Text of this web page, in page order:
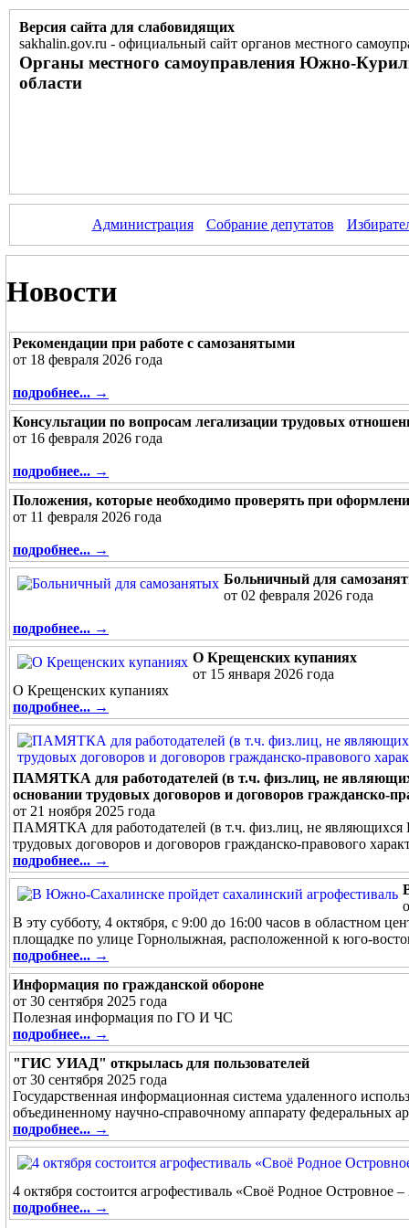
Версия сайта для слабовидящих
sakhalin.gov.ru - официальный сайт органов местного
Органы местного самоуправления Южно-
области
Администрация Собрание депутатов
Новости
Рекомендации при работе с самозанятыми
от 18 февраля 2026 года
подробнее... →
Консультации по вопросам легализации трудовых
от 16 февраля 2026 года
подробнее... →
Положения, которые необходимо проверять при
от 11 февраля 2026 года
подробнее... →
Больничный для
от 02 февраля 2026 года
подробнее... →
О Крещенских купаниях
от 15 января 2026 года
О Крещенских купаниях
подробнее... →
ПАМЯТКА для работодателей (в т.ч. физ.лиц, не
основании трудовых договоров и договоров гражданско-
от 21 ноября 2025 года
ПАМЯТКА для работодателей (в т.ч. физ.лиц, не
трудовых договоров и договоров гражданско-правового
подробнее... →
В эту субботу, 4 октября, с 9:00 до 16:00 часов в областном
площадке по улице Горнолыжная, расположенной к юго-
подробнее... →
Информация по гражданской обороне
от 30 сентября 2025 года
Полезная информация по ГО И ЧС
подробнее... →
"ГИС УИАД" открылась для пользователей
от 30 сентября 2025 года
Государственная информационная система удаленного
объединенному научно-справочному аппарату федеральных
подробнее... →
4 октября состоится агрофестиваль «Своё Родное Островное
подробнее... →